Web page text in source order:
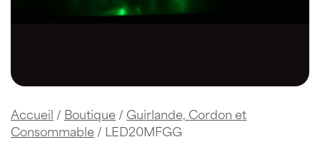
Accueil / Boutique / Guirlande, Cordon et
Consommable / LED20MFGG